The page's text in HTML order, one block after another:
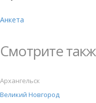
Анкета
Смотрите
Архангельск
Великий Новгород